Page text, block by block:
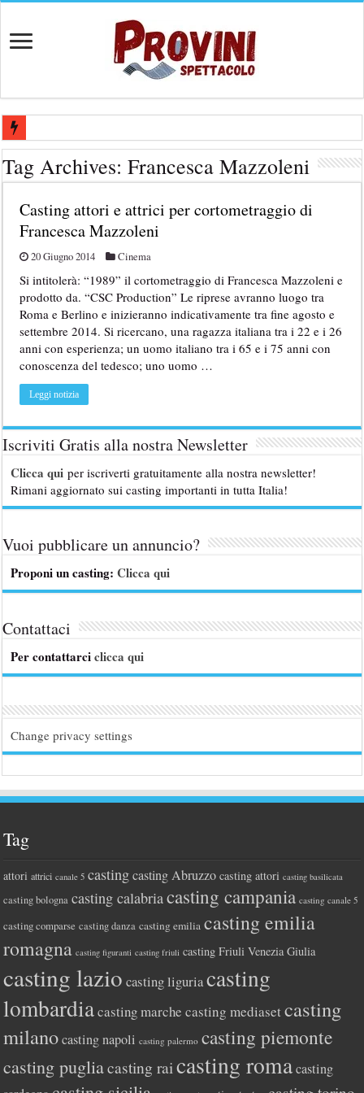
Casting attore per “Luna: dialogo tra un Poeta e una Prostituta” –
Casting per coppia: Realizzazione shooting foto e video retribuito
Casting per nuovo lungometraggio: si cercano attori, attrici e
Ricerca tastierista per Tribute Band dedicata ad Eros Ramazzotti –
Tag Archives:Francesca Mazzoleni
Casting attori e attrici per cortometraggio di
Francesca Mazzoleni
20 Giugno 2014 Cinema
Si intitolerà: “1989” il cortometraggio di Francesca Mazzoleni e
prodotto da. “CSC Production” Le riprese avranno luogo tra
Roma e Berlino e inizieranno indicativamente tra fine agosto e
settembre 2014. Si ricercano, una ragazza italiana tra i 22 e i 26
anni con esperienza; un uomo italiano tra i 65 e i 75 anni con
conoscenza del tedesco; uno uomo …
Leggi notizia
Iscriviti Gratis alla nostra Newsletter
Clicca qui per iscriverti gratuitamente alla nostra newsletter!
Rimani aggiornato sui casting importanti in tutta Italia!
Vuoi pubblicare un annuncio?
Proponi un casting:Clicca qui
Contattaci
Per contattarciclicca qui
Change privacy settings
Tag
attori attrici canale 5 casting casting Abruzzo casting attori casting basilicata
casting bologna casting calabriacasting campania casting canale 5
casting comparse casting danza casting emilia casting emilia
romagna casting figuranti casting friuli casting Friuli Venezia Giulia
casting lazio casting liguriacasting
lombardiacasting marche casting mediasetcasting
milano casting napoli casting palermo casting piemonte
casting pugliacasting raicasting roma casting